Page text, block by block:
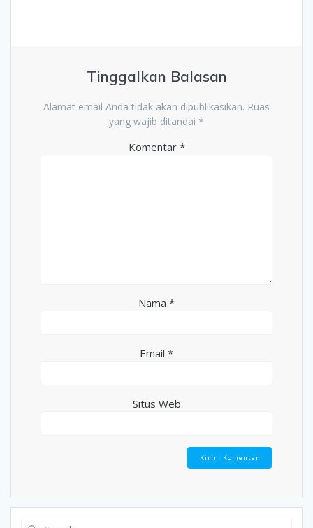
Tinggalkan Balasan
Alamat email Anda tidak akan dipublikasikan. Ruas
yang wajib ditandai *
Komentar *
Nama *
Email *
Situs Web